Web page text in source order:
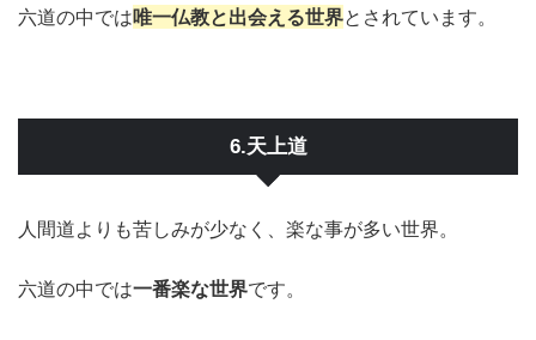
六道の中では唯一仏教と出会える世界とされています。
6.天上道
人間道よりも苦しみが少なく、楽な事が多い世界。
六道の中では一番楽な世界です。